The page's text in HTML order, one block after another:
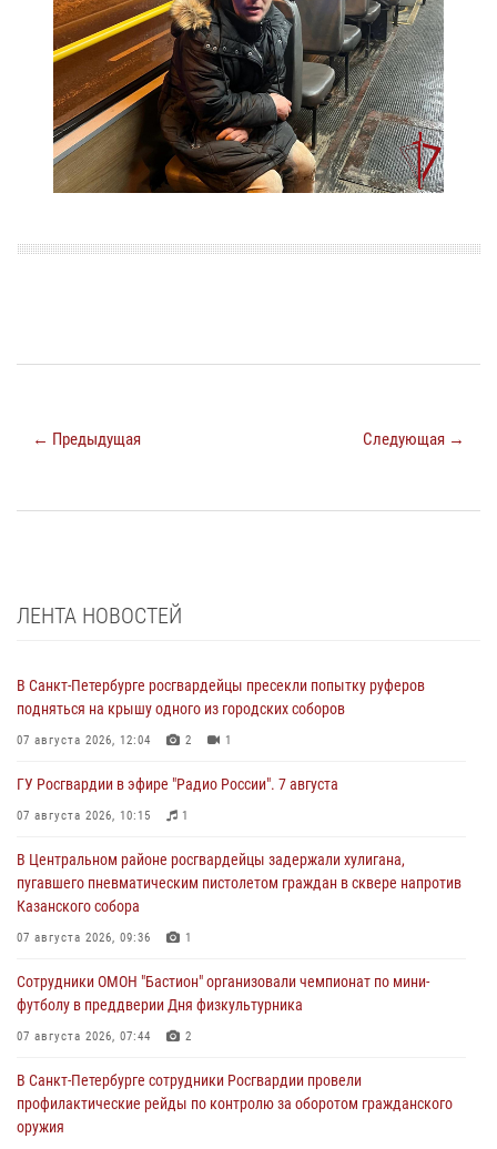
← Предыдущая Следующая →
ЛЕНТА НОВОСТЕЙ
В Санкт-Петербурге росгвардейцы пресекли попытку руферов
подняться на крышу одного из городских соборов
07 августа 2026, 12:04 2 1
ГУ Росгвардии в эфире "Радио России". 7 августа
07 августа 2026, 10:15 1
В Центральном районе росгвардейцы задержали хулигана,
пугавшего пневматическим пистолетом граждан в сквере напротив
Казанского собора
07 августа 2026, 09:36 1
Сотрудники ОМОН "Бастион" организовали чемпионат по мини-
футболу в преддверии Дня физкультурника
07 августа 2026, 07:44 2
В Санкт-Петербурге сотрудники Росгвардии провели
профилактические рейды по контролю за оборотом гражданского
оружия